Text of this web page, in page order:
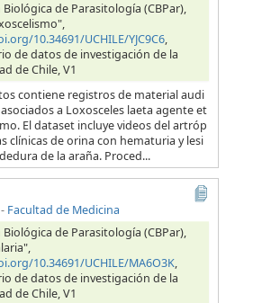
Biológica de Parasitología (CBPar),
10.34691/UCHILE/YJC9C6,
de datos de investigación de la
de Chile, V1
contiene registros de material audi
a Loxosceles laeta agente et
El dataset incluye videos del artróp
clínicas de orina con hematuria y lesi
de la araña. Proced...
- Facultad de Medicina
Biológica de Parasitología (CBPar),
10.34691/UCHILE/MA6O3K,
de datos de investigación de la
de Chile, V1